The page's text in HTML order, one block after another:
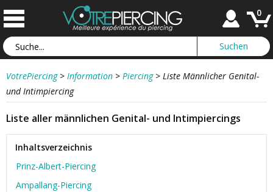
0
VotrePiercing > Information > Piercing > Liste Männlicher Genital-
und Intimpiercing
Liste aller männlichen Genital- und Intimpiercings
Inhaltsverzeichnis
Prinz-Albert-Piercing
Ampallang-Piercing